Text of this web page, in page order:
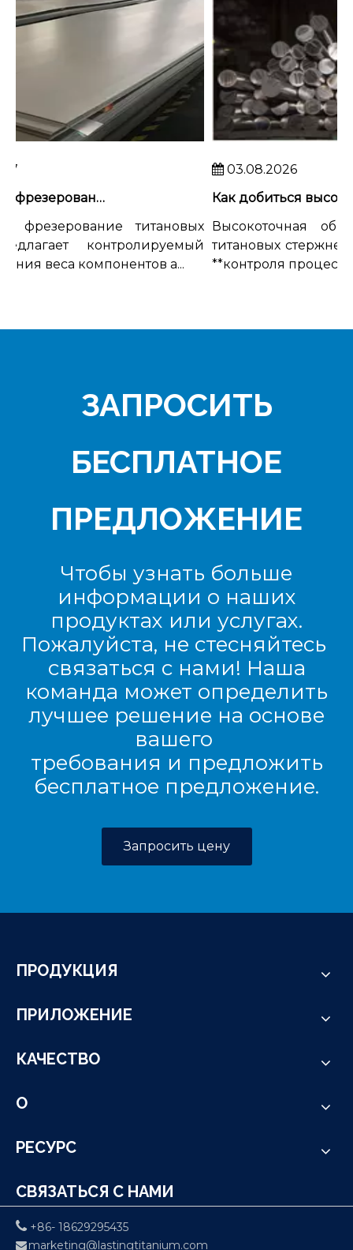
Химическое фрезерование титановых листов для применений, где важен вес
титановых
контролируемый
веса компонентов а...
03.08.2026
Высокоточная
титановых стержней
**контроля процесса, а
ЗАПРОСИТЬ
БЕСПЛАТНОЕ
ПРЕДЛОЖЕНИЕ
Чтобы узнать больше
информации о наших
продуктах или услугах.
Пожалуйста, не стесняйтесь
связаться с нами! Наша
команда может определить
лучшее решение на основе
вашего
требования и предложить
бесплатное предложение.
Запросить цену
ПРОДУКЦИЯ
ПРИЛОЖЕНИЕ
КАЧЕСТВО
О
РЕСУРС
СВЯЗАТЬСЯ С НАМИ
 +86- 18629295435
 marketing@lastingtitanium.com